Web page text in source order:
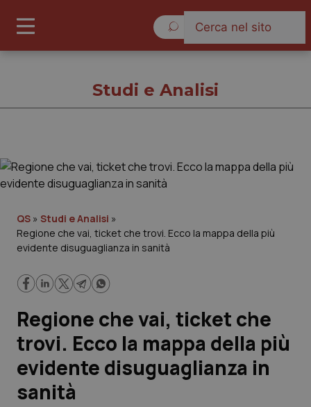
Governo e Parlamento
Regioni e Asl
Lavoro e Professioni
Scienza e Farmaci
Studi e Analisi
Studi e Analisi
QS » Studi e Analisi »
Regione che vai, ticket che trovi. Ecco la mappa della più
evidente disuguaglianza in sanità
Regione che vai, ticket che
trovi. Ecco la mappa della più
evidente disuguaglianza in
sanità